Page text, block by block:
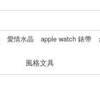
愛情水晶 apple watch 錶帶
風格文具